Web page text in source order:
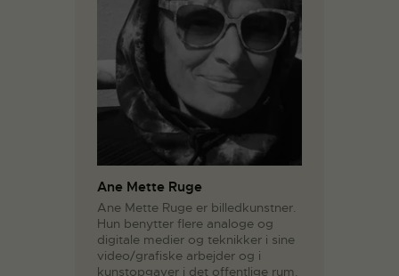
Ane Mette Ruge
Ane Mette Ruge er billedkunstner.
Hun benytter flere analoge og
digitale medier og teknikker i sine
video/grafiske arbejder og i
kunstopgaver i det offentlige rum.